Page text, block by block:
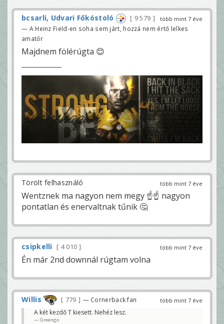
több mint 7 éve
bcsarli, Udvari Főkóstoló 9 579
— A Heinz Field-en soha sem járt, hozzá nem értő lelkes
amatőr
Majdnem fölérúgta 😊
több mint 7 éve
Törölt felhasználó
Wentznek ma nagyon nem megy ☝☝ nagyon
pontatlan és enervaltnak tűnik 🤔
több mint 7 éve
csipkelli 4 010
Én már 2nd downnál rúgtam volna
több mint 7 éve
Willis 779 — Cornerback fan
A két kezdő T kiesett. Nehéz lesz.
Greengo